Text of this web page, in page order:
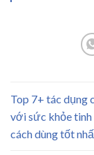
Top 7+ tác dụng
với sức khỏe tinh
cách dùng tốt